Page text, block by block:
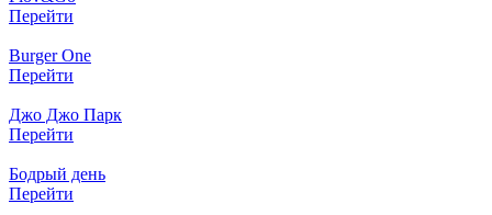
Перейти
Burger One
Перейти
Джо Джо Парк
Перейти
Бодрый день
Перейти